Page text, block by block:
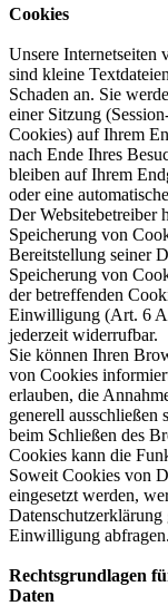
Cookies
Unsere Internetseiten
sind kleine
Schaden an. Sie
einer Sitzung
Cookies) auf Ihrem
nach Ende Ihres
bleiben auf Ihrem
oder eine
Der Websitebetreiber
Speicherung von
Bereitstellung seiner
Speicherung von
der betreffenden
Einwilligung (Art. 6
jederzeit widerrufbar.
Sie können Ihren
von Cookies
erlauben, die
generell ausschließen
beim Schließen des
Cookies kann die
Soweit Cookies von
eingesetzt werden,
Einwilligung abfragen.
Rechtsgrundlagen
Daten